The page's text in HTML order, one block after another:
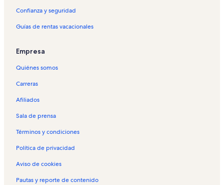
Confianza y seguridad
Guías de rentas vacacionales
Empresa
Quiénes somos
Carreras
Afiliados
Sala de prensa
Términos y condiciones
Política de privacidad
Aviso de cookies
Pautas y reporte de contenido